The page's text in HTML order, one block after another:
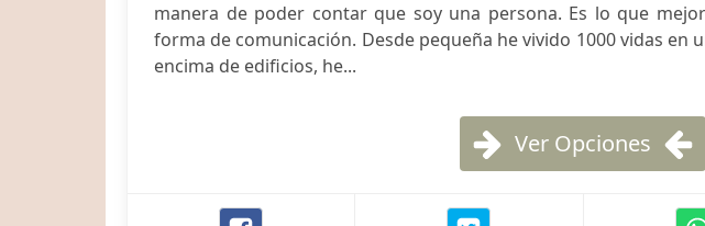
manera de poder contar que soy una persona. Es lo que
forma de comunicación. Desde pequeña he vivido 1000 vidas en
encima de edificios, he...
Ver Opciones